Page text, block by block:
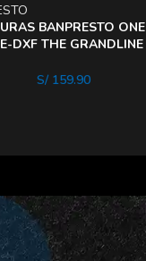
BANPRESTO ONE
DXF THE GRANDLINE
S/159.90